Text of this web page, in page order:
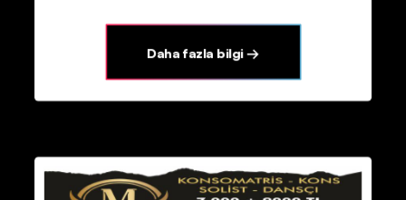
Daha fazla bilgi →